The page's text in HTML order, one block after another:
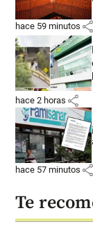
hace 59 minutos share
hace 2 horas share
hace 57 minutos share
Te